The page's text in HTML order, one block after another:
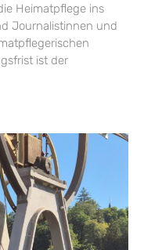
Heimatpflege ins
Journalistinnen und
ist der